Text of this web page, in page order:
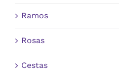
Ramos
Rosas
Cestas